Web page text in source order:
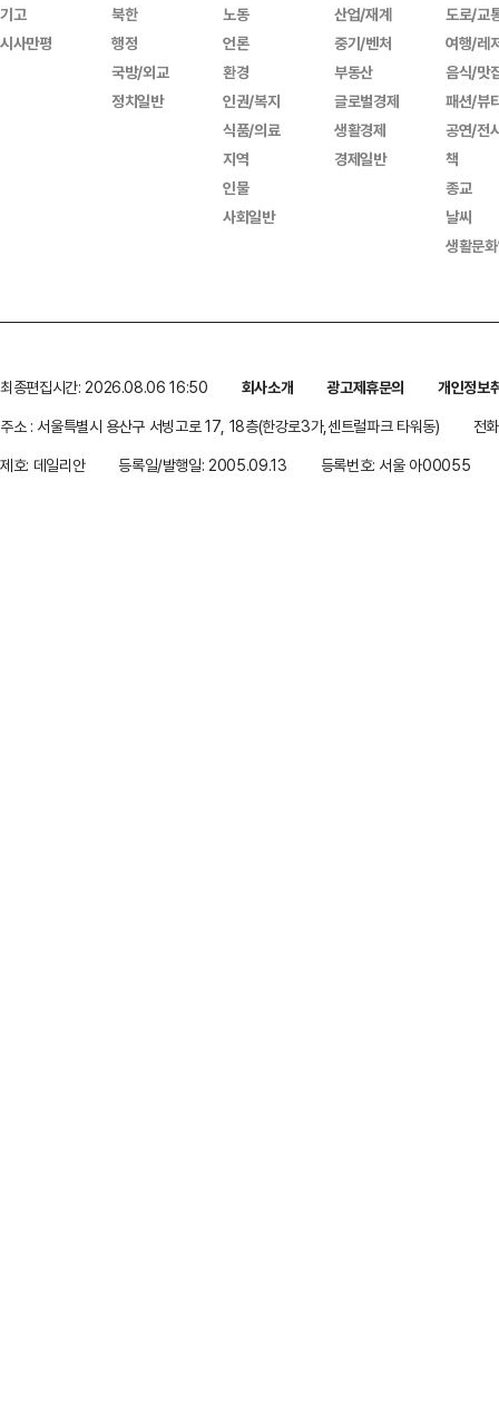
기고
시사만평
북한
행정
국방/외교
정치일반
노동
언론
환경
인권/복지
식품/의료
지역
인물
사회일반
산업/재계
중기/벤처
부동산
글로벌경제
생활경제
경제일반
도로/교
여행/레
음식/맛
패션/뷰
공연/전
책
종교
날씨
생활문
최종편집시간: 2026.08.06 16:50 회사소개 광고제휴문의
개인정보
주소 : 서울특별시 용산구 서빙고로 17, 18층(한강로3가,센트럴파크 타워동)
전
제호: 데일리안
등록일/발행일: 2005.09.13 등록번호: 서울 아00055